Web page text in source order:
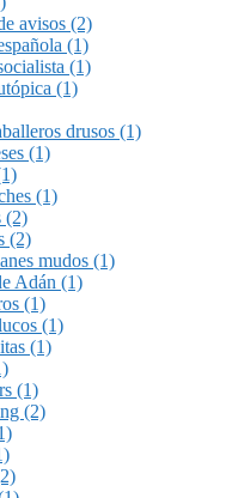
avisos (2)
(1)
(1)
(1)
drusos (1)
(1)
(1)
(2)
(2)
mudos (1)
Adán (1)
(1)
(1)
(1)
(1)
(2)